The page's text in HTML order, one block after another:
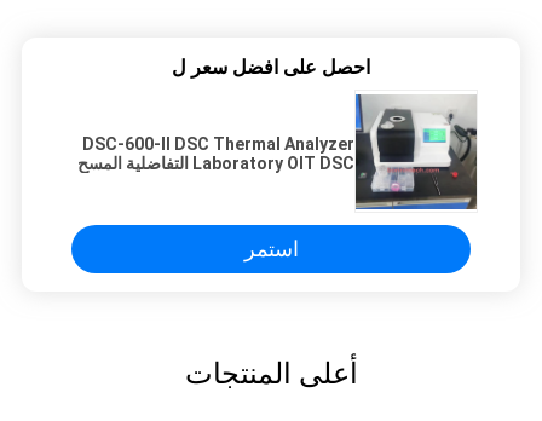
احصل على افضل سعر ل
DSC-600-II DSC Thermal Analyzer
Laboratory OIT DSC التفاضلية المسح
استمر
أعلى المنتجات